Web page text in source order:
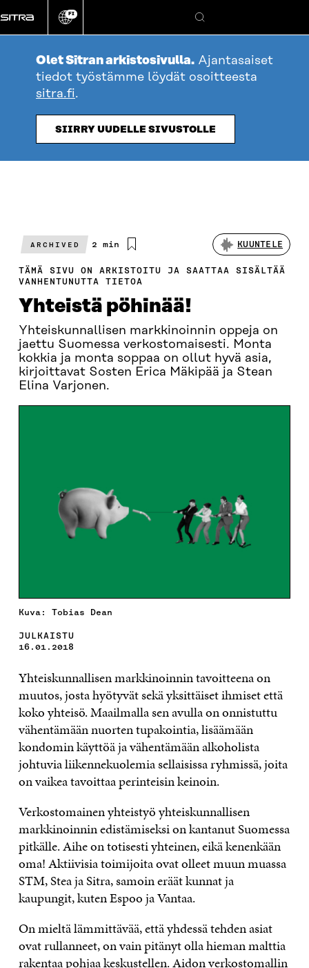
suoraan
sisältöön
Vaihda
kieli
FI
Hae
Olet Sitran arkistosivulla. Ajantasaiset
tiedot työstämme löydät osoitteesta
sitra.fi.
SIIRRY UUDELLE SIVUSTOLLE
ARCHIVED
Arvioitu
2 min KUUNTELE
TÄMÄ SIVU ON ARKISTOITU JA SAATTAA SISÄLTÄÄ
VANHENTUNUTTA TIETOA
Yhteistä pöhinää!
Yhteiskunnallisen markkinoinnin oppeja on
jaettu Suomessa verkostomaisesti. Monta
kokkia ja monta soppaa on ollut hyvä asia,
kirjoittavat Sosten Erica Mäkipää ja Stean
Elina Varjonen.
Kuva: Tobias Dean
JULKAISTU
16.01.2018
Yhteiskunnallisen markkinoinnin tavoitteena on
muutos, josta hyötyvät sekä yksittäiset ihmiset että
koko yhteisö. Maailmalla sen avulla on onnistuttu
vähentämään nuorten tupakointia, lisäämään
kondomin käyttöä ja vähentämään alkoholista
johtuvia liikennekuolemia sellaisissa ryhmissä, joita
on vaikea tavoittaa perinteisin keinoin.
Verkostomainen yhteistyö yhteiskunnallisen
markkinoinnin edistämiseksi on kantanut Suomessa
pitkälle. Aihe on totisesti yhteinen, eikä kenenkään
oma! Aktiivisia toimijoita ovat olleet muun muassa
STM, Stea ja Sitra, samoin eräät kunnat ja
kaupungit, kuten Espoo ja Vantaa.
On mieltä lämmittävää, että yhdessä tehden asiat
ovat rullanneet, on vain pitänyt olla hieman malttia
rakentaa pohjaa keskustellen. Aidon verkostomallin